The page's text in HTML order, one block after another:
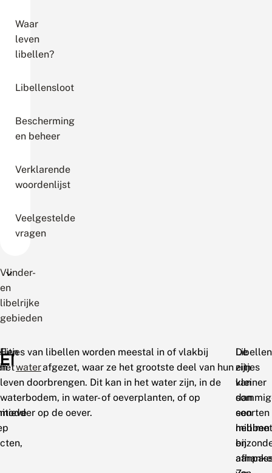
Waar
leven
libellen?
Libellensloot
Bescherming
en beheer
Verklarende
woordenlijst
Veelgestelde
vragen
Vlinder-
en
libelrijke
gebieden
EI
Eitjes van libellen worden meestal in of vlakbij
hetwaterafgezet, waar ze het grootste deel van hun
leven doorbrengen. Dit kan in het water zijn, in de
waterbodem, in water- of oeverplanten, of op
modder op de oever.
zijn
kleiner
dan
een
en
De
eitjes
van
soorten
hebben